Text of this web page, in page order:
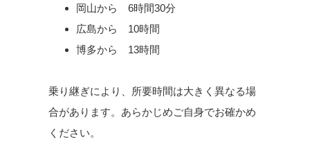
岡山から 6時間30分
広島から 10時間
博多から 13時間
乗り継ぎにより、所要時間は大きく異なる場
合があります。あらかじめご自身でお確かめ
ください。